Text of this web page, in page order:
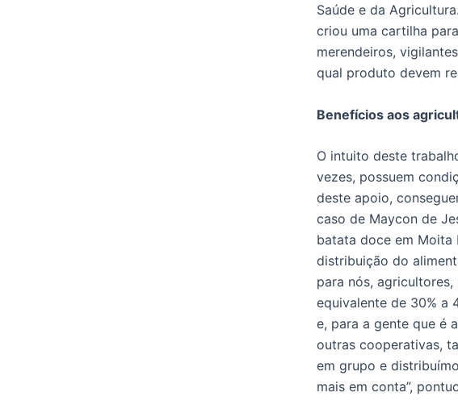
Saúde e da
criou uma cartilha
merendeiros,
qual produto devem
Benefícios aos
O intuito deste
vezes, possuem
deste apoio,
caso de Maycon de
batata doce em Moita
distribuição do
para nós,
equivalente de 30% a
e, para a gente que é
outras cooperativas,
em grupo e
mais em conta”,